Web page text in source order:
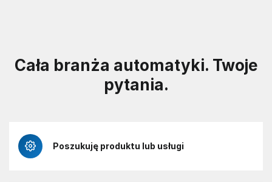
Cała branża automatyki. Twoje
pytania.
Poszukuję produktu lub usługi